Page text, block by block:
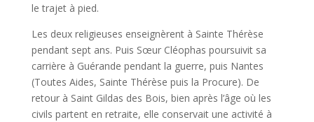
le trajet à pied.
Les deux religieuses enseignèrent à Sainte Thérèse
pendant sept ans. Puis Sœur Cléophas poursuivit sa
carrière à Guérande pendant la guerre, puis Nantes
(Toutes Aides, Sainte Thérèse puis la Procure). De
retour à Saint Gildas des Bois, bien après l’âge où les
civils partent en retraite, elle conservait une activité à